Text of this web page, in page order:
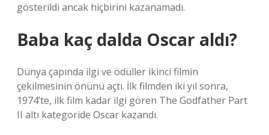
gösterildi ancak hiçbirini kazanamadı.
Baba kaç dalda Oscar aldı?
Dünya çapında ilgi ve ödüller ikinci filmin
çekilmesinin önünü açtı. İlk filmden iki yıl sonra,
1974’te, ilk film kadar ilgi gören The Godfather Part
II altı kategoride Oscar kazandı.